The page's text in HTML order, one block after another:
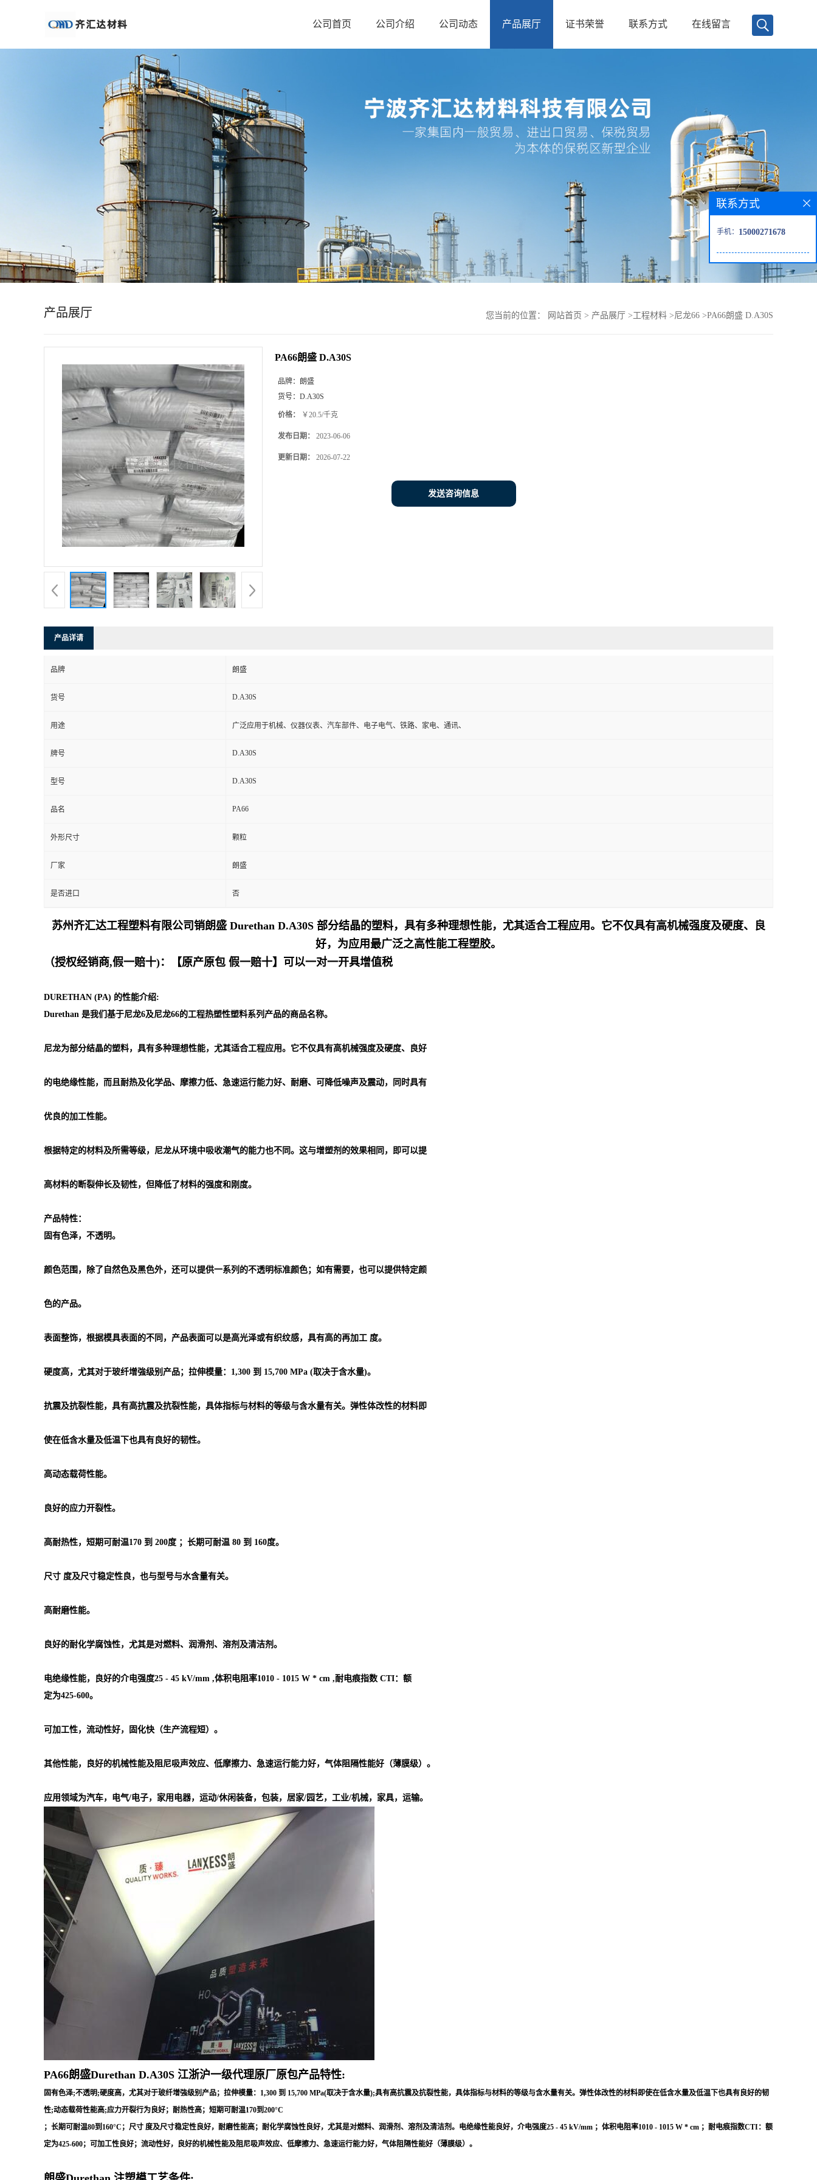
绍
公司首页 公司介绍 公司动态 产品展厅 证书荣誉 联系方式 在线留言
产品展厅 您当前的位置： 网站首页 > 产品展厅 >工程材料 >尼龙66 >PA66朗盛 D.A30S
PA66朗盛 D.A30S
品牌：
朗盛
货号： D.A30S
价格： ￥20.5/千克
发布日期： 2023-06-06
更新日期： 2026-07-22
发送咨询信息
产品详请
品牌 朗盛
货号 D.A30S
用途 广泛应用于机械、仪器仪表、汽车部件、电子电气、铁路、家电、通讯、
牌号 D.A30S
型号 D.A30S
品名 PA66
外形尺寸 颗粒
厂家 朗盛
是否进口 否
苏州齐汇达工程塑料有限公司销朗盛 Durethan D.A30S 部分结晶的塑料，具有多种理想性能，尤其适合工程应用。它不仅具有高机械强度及硬度、良
好，为应用最广泛之高性能工程塑胶。
（授权经销商,假一赔十)：【原产原包 假一赔十】可以一对一开具增值税
DURETHAN (PA) 的性能介绍:
Durethan 是我们基于尼龙6及尼龙66的工程热塑性塑料系列产品的商品名称。
尼龙为部分结晶的塑料，具有多种理想性能，尤其适合工程应用。它不仅具有高机械强度及硬度、良好
的电绝缘性能，而且耐热及化学品、摩擦力低、急速运行能力好、耐磨、可降低噪声及震动，同时具有
优良的加工性能。
根据特定的材料及所需等级，尼龙从环境中吸收潮气的能力也不同。这与增塑剂的效果相同，即可以提
高材料的断裂伸长及韧性，但降低了材料的强度和刚度。
产品特性：
固有色泽，不透明。
颜色范围，除了自然色及黑色外，还可以提供一系列的不透明标准颜色；如有需要，也可以提供特定颜
色的产品。
表面整饰，根据模具表面的不同，产品表面可以是高光泽或有织纹感，具有高的再加工 度。
硬度高，尤其对于玻纤增強级别产品；拉伸模量：1,300 到 15,700 MPa (取决于含水量)。
抗震及抗裂性能，具有高抗震及抗裂性能，具体指标与材料的等级与含水量有关。弹性体改性的材料即
使在低含水量及低温下也具有良好的韧性。
高动态载荷性能。
良好的应力开裂性。
高耐热性，短期可耐温170 到 200度 ；长期可耐温 80 到 160度。
尺寸 度及尺寸稳定性良，也与型号与水含量有关。
高耐磨性能。
良好的耐化学腐蚀性，尤其是对燃料、润滑剂、溶剂及清洁剂。
电绝缘性能，良好的介电强度25 - 45 kV/mm ,体积电阻率1010 - 1015 W * cm ,耐电痕指数 CTI：额
定为425-600。
可加工性，流动性好，固化快（生产流程短）。
其他性能，良好的机械性能及阻尼吸声效应、低摩擦力、急速运行能力好，气体阻隔性能好（薄膜级）。
应用领域为汽车，电气/电子，家用电器，运动/休闲装备，包装，居家/园艺，工业/机械，家具，运输。
PA66朗盛Durethan D.A30S 江浙沪一级代理原厂原包产品特性:
固有色泽;不透明;硬度高，尤其对于玻纤增強级别产品；拉伸模量：1,300 到 15,700 MPa(取决于含水量);具有高抗震及抗裂性能，具体指标与材料的等级与含水量有关。弹性体改性的材料即使在低含水量及低温下也具有良好的韧
性;动态载荷性能高;应力开裂行为良好；耐热性高；短期可耐温170到200°C
；长期可耐温80到160°C；尺寸 度及尺寸稳定性良好，耐磨性能高；耐化学腐蚀性良好，尤其是对燃料、润滑剂、溶剂及清洁剂。电绝缘性能良好，介电强度25 - 45 kV/mm ；体积电阻率1010 - 1015 W * cm ；耐电痕指数CTI：额
定为425-600；可加工性良好；流动性好，良好的机械性能及阻尼吸声效应、低摩擦力、急速运行能力好，气体阻隔性能好（薄膜级）。
联系方式
手机： 15000271678